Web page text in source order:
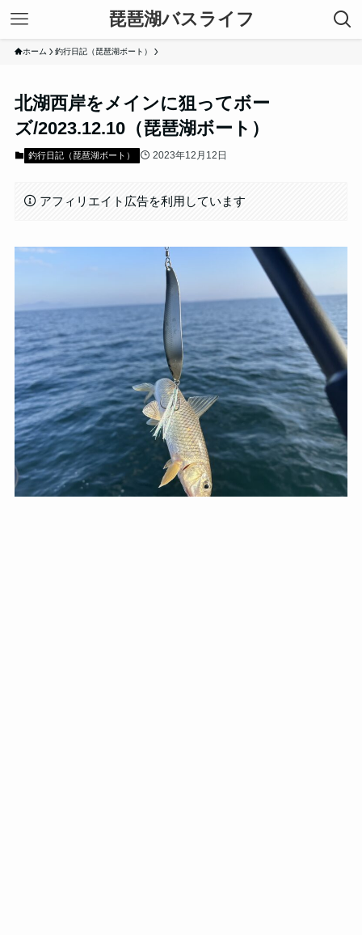
琵琶湖バスライフ
ホーム 釣行日記（琵琶湖ボート）
北湖西岸をメインに狙ってボー
ズ/2023.12.10（琵琶湖ボート）
釣行日記（琵琶湖ボート） 2023年12月12日
アフィリエイト広告を利用しています